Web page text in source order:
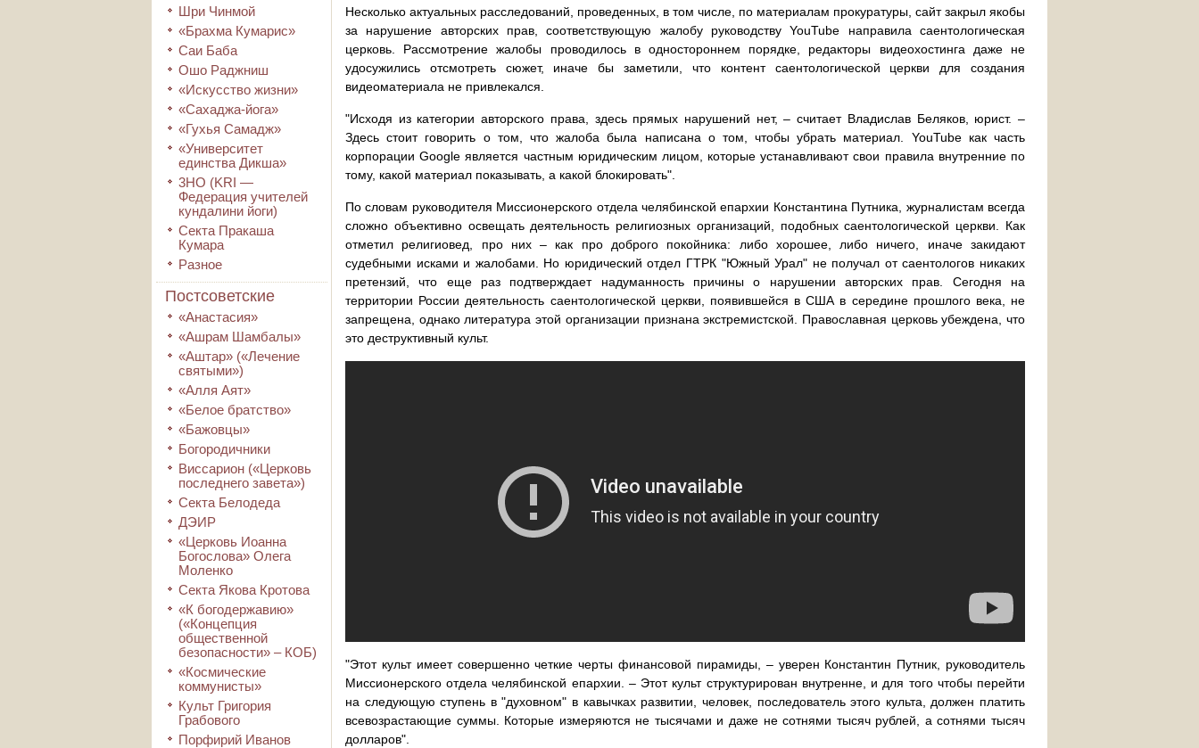
Шри Чинмой
«Брахма Кумарис»
Саи Баба
Ошо Раджниш
«Искусство жизни»
«Сахаджа-йога»
«Гухья Самадж»
«Университет
единства Дикша»
3HO (KRI ―
Федерация учителей
кундалини йоги)
Секта Пракаша
Кумара
Разное
Постсоветские
«Анастасия»
«Ашрам Шамбалы»
«Аштар» («Лечение
святыми»)
«Алля Аят»
«Белое братство»
«Бажовцы»
Богородичники
Виссарион («Церковь
последнего завета»)
Секта Белодеда
ДЭИР
«Церковь Иоанна
Богослова» Олега
Моленко
Секта Якова Кротова
«К богодержавию»
(«Концепция
общественной
безопасности» – КОБ)
«Космические
коммунисты»
Культ Григория
Грабового
Порфирий Иванов
Несколько актуальных расследований, проведенных, в том числе, по материалам прокуратуры, сайт закрыл якобы
за нарушение авторских прав, соответствующую жалобу руководству YouTube направила саентологическая
церковь. Рассмотрение жалобы проводилось в одностороннем порядке, редакторы видеохостинга даже не
удосужились отсмотреть сюжет, иначе бы заметили, что контент саентологической церкви для создания
видеоматериала не привлекался.
"Исходя из категории авторского права, здесь прямых нарушений нет, – считает Владислав Беляков, юрист. –
Здесь стоит говорить о том, что жалоба была написана о том, чтобы убрать материал. YouTube как часть
корпорации Google является частным юридическим лицом, которые устанавливают свои правила внутренние по
тому, какой материал показывать, а какой блокировать".
По словам руководителя Миссионерского отдела челябинской епархии Константина Путника, журналистам всегда
сложно объективно освещать деятельность религиозных организаций, подобных cаентологической церкви. Как
отметил религиовед, про них – как про доброго покойника: либо хорошее, либо ничего, иначе закидают
судебными исками и жалобами. Но юридический отдел ГТРК "Южный Урал" не получал от саентологов никаких
претензий, что еще раз подтверждает надуманность причины о нарушении авторских прав. Сегодня на
территории России деятельность саентологической церкви, появившейся в США в середине прошлого века, не
запрещена, однако литература этой организации признана экстремистской. Православная церковь убеждена, что
это деструктивный культ.
"Этот культ имеет совершенно четкие черты финансовой пирамиды, – уверен Константин Путник, руководитель
Миссионерского отдела челябинской епархии. – Этот культ структурирован внутренне, и для того чтобы перейти
на следующую ступень в "духовном" в кавычках развитии, человек, последователь этого культа, должен платить
всевозрастающие суммы. Которые измеряются не тысячами и даже не сотнями тысяч рублей, а сотнями тысяч
долларов".